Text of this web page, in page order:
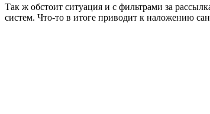
Так ж обстоит ситуация и с фильтрами за
систем. Что-то в итоге приводит к наложению